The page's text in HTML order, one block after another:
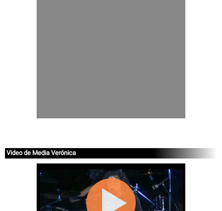
Video de Media Verónica